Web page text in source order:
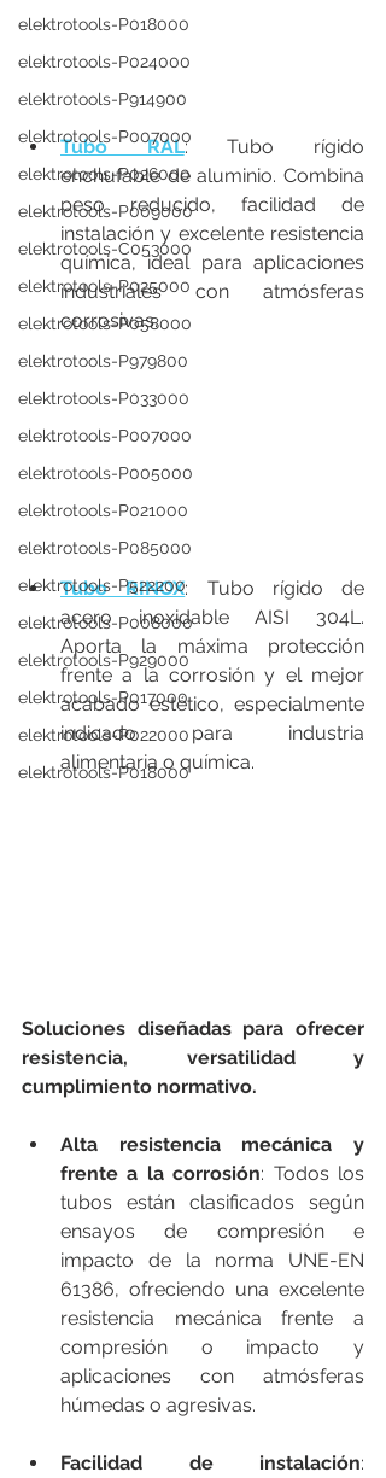
elektrotools-P018000
elektrotools-P024000
elektrotools-P914900
elektrotools-P007000
elektrotools-P026000
elektrotools-P009000
elektrotools-C053000
elektrotools-P025000
elektrotools-P058000
elektrotools-P979800
elektrotools-P033000
elektrotools-P007000
elektrotools-P005000
elektrotools-P021000
elektrotools-P085000
elektrotools-P522200
elektrotools-P008000
elektrotools-P929000
elektrotools-P017000
elektrotools-P022000
elektrotools-P018000
Tubo RAL: Tubo rígido
enchufable de aluminio. Combina
peso reducido, facilidad de
instalación y excelente resistencia
química, ideal para aplicaciones
industriales con atmósferas
corrosivas.
Tubo RINOX: Tubo rígido de
acero inoxidable AISI 304L.
Aporta la máxima protección
frente a la corrosión y el mejor
acabado estético, especialmente
indicado para industria
alimentaria o química.
Soluciones diseñadas para ofrecer
resistencia, versatilidad y
cumplimiento normativo.
Alta resistencia mecánica y
frente a la corrosión: Todos los
tubos están clasificados según
ensayos de compresión e
impacto de la norma UNE-EN
61386, ofreciendo una excelente
resistencia mecánica frente a
compresión o impacto y
aplicaciones con atmósferas
húmedas o agresivas.
Facilidad de instalación: